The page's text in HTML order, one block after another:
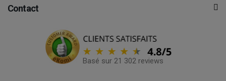
Contact
Basé sur 21 302 reviews